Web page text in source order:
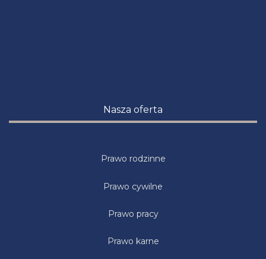
Nasza oferta
Prawo rodzinne
Prawo cywilne
Prawo pracy
Prawo karne